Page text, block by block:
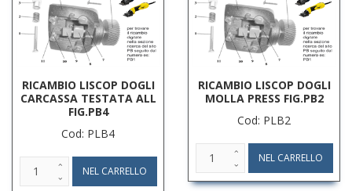
RICAMBIO LISCOP DOGLI
CARCASSA TESTATA ALL
FIG.PB4
Cod: PLB4
RICAMBIO LISCOP DOGLI
MOLLA PRESS FIG.PB2
Cod: PLB2